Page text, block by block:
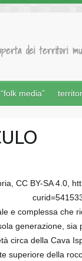
dei territori
media”
CC BY-SA 4.0,
e complessa che
generazione, sia
circa della Cava
superiore della